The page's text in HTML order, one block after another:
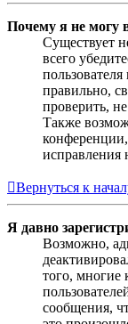
Почему я не могу
Существует
всего
правильно,
проверить,
Также
исправления
Вернуться к
Я давно
Возможно,
того, многие
сообщения,